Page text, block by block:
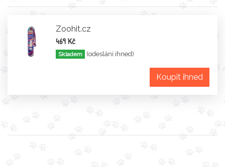
Zoohit.cz
469 Kč
Skladem (odeslání ihned)
Koupit ihned